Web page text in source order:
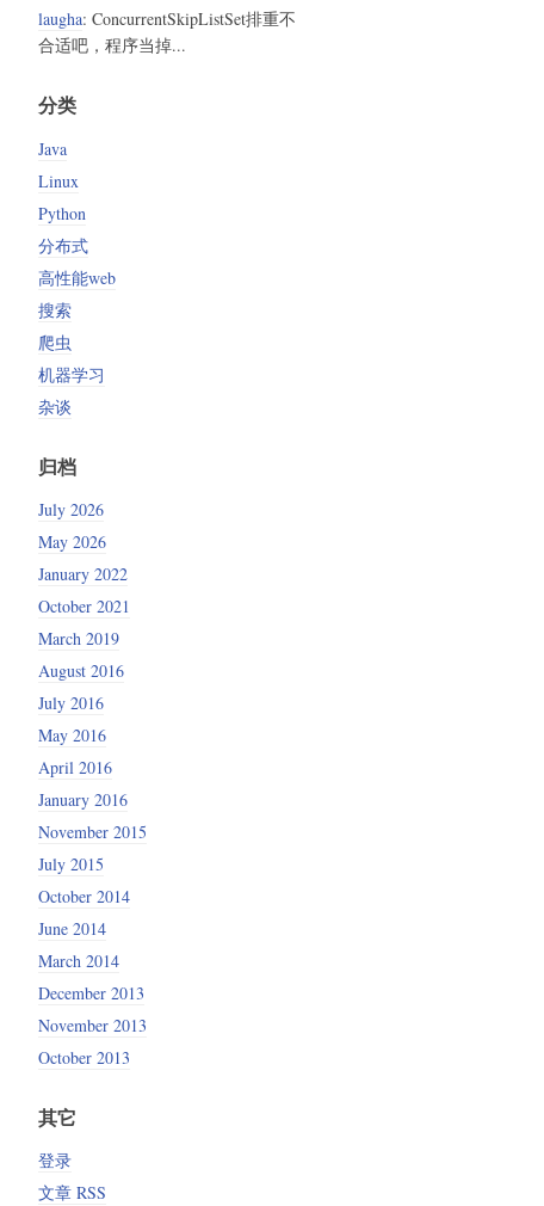
laugha: ConcurrentSkipListSet排重不
合适吧，程序当掉...
分类
Java
Linux
Python
分布式
高性能web
搜索
爬虫
机器学习
杂谈
归档
July 2026
May 2026
January 2022
October 2021
March 2019
August 2016
July 2016
May 2016
April 2016
January 2016
November 2015
July 2015
October 2014
June 2014
March 2014
December 2013
November 2013
October 2013
其它
登录
文章 RSS